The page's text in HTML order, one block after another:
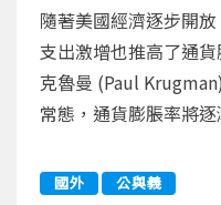
隨著美國經濟逐步開
支出激增也推高了通
克魯曼 (Paul
常態，通貨膨脹率將逐
國外 公與義